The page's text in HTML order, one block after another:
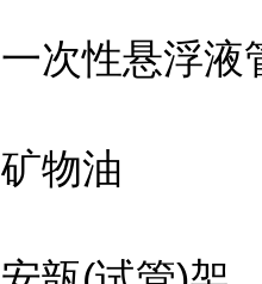
一次性悬浮液
矿物油